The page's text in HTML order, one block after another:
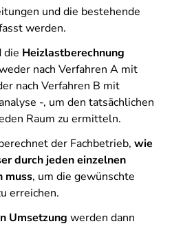
und die bestehende
werden.
die Heizlastberechnung
nach Verfahren A mit
nach Verfahren B mit
-, um den tatsächlichen
Raum zu ermitteln.
der Fachbetrieb, wie
durch jeden einzelnen
muss, um die gewünschte
erreichen.
Umsetzung werden dann